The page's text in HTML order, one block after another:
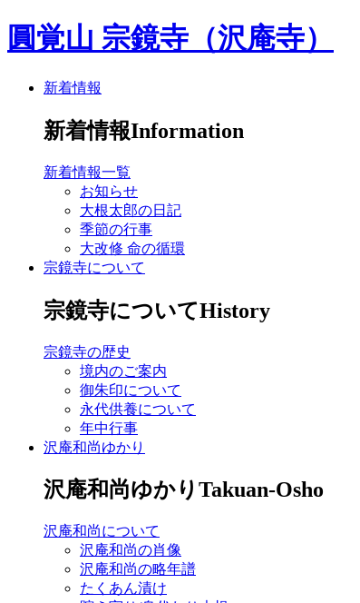
圓覚山 宗鏡寺（沢庵寺）
新着情報
新着情報Information
新着情報一覧
お知らせ
大根太郎の日記
季節の行事
大改修 命の循環
宗鏡寺について
宗鏡寺についてHistory
宗鏡寺の歴史
境内のご案内
御朱印について
永代供養について
年中行事
沢庵和尚ゆかり
沢庵和尚ゆかり Takuan-Osho
沢庵和尚について
沢庵和尚の肖像
沢庵和尚の略年譜
たくあん漬け